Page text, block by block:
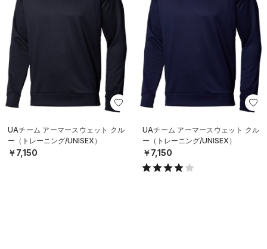
UAチーム アーマースウェット クル
ー（トレーニング/UNISEX）
￥7,150
UAチーム アーマースウェット クル
ー（トレーニング/UNISEX）
￥7,150